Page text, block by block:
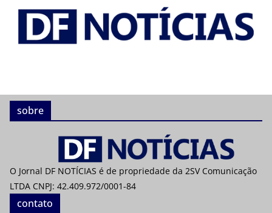
sobre
O Jornal DF NOTÍCIAS é de propriedade da 2SV Comunicação
LTDA CNPJ: 42.409.972/0001-84
contato